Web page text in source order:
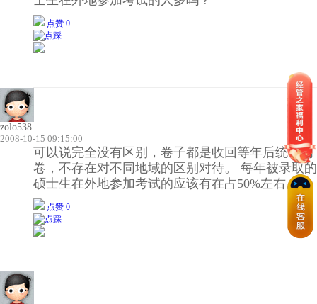
点赞 0
zolo538
2008-10-15 09:15:00
可以说完全没有区别，卷子都是收回等年后统一阅
卷，不存在对不同地域的区别对待。 每年被录取的
硕士生在外地参加考试的应该有在占50%左右。
点赞 0